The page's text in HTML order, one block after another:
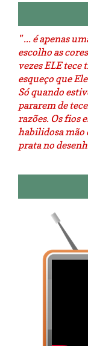
" ... é apenas
escolho as
vezes ELE
esqueço que
Só quando
pararem de
razões. Os fios
habilidosa mão
prata no